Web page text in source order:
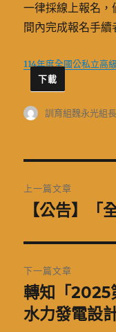
一律採線上報名
間內完成報名手續
114年度全國公私立高
下載
作
訓育組魏永光組長
章
覽
上一篇文章
篇
文
章:
【公告】「
下一篇文章
下
一
轉知「2025
水力發電設